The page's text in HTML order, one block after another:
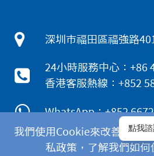
我們使用Cookie來改善您的
私政策，了解我們如何
深圳市福田區福強路
24小時服務中心：+86
香港客服熱線：+852
WhatsApp：+852
隱私政策 | 免責聲明 |